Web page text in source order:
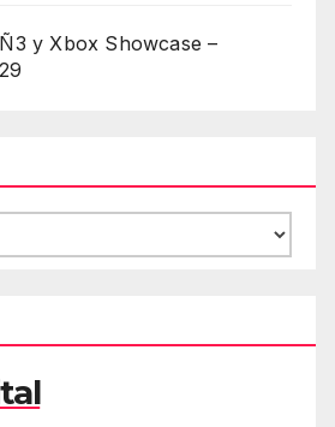
y Xbox Showcase –